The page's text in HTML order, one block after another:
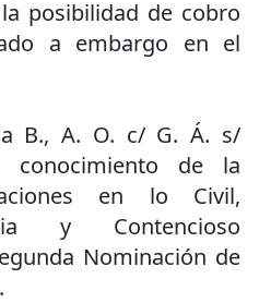
posibilidad de cobro
a embargo en el
B., A. O. c/ G. Á. s/
conocimiento de la
en lo Civil,
y Contencioso
Nominación de